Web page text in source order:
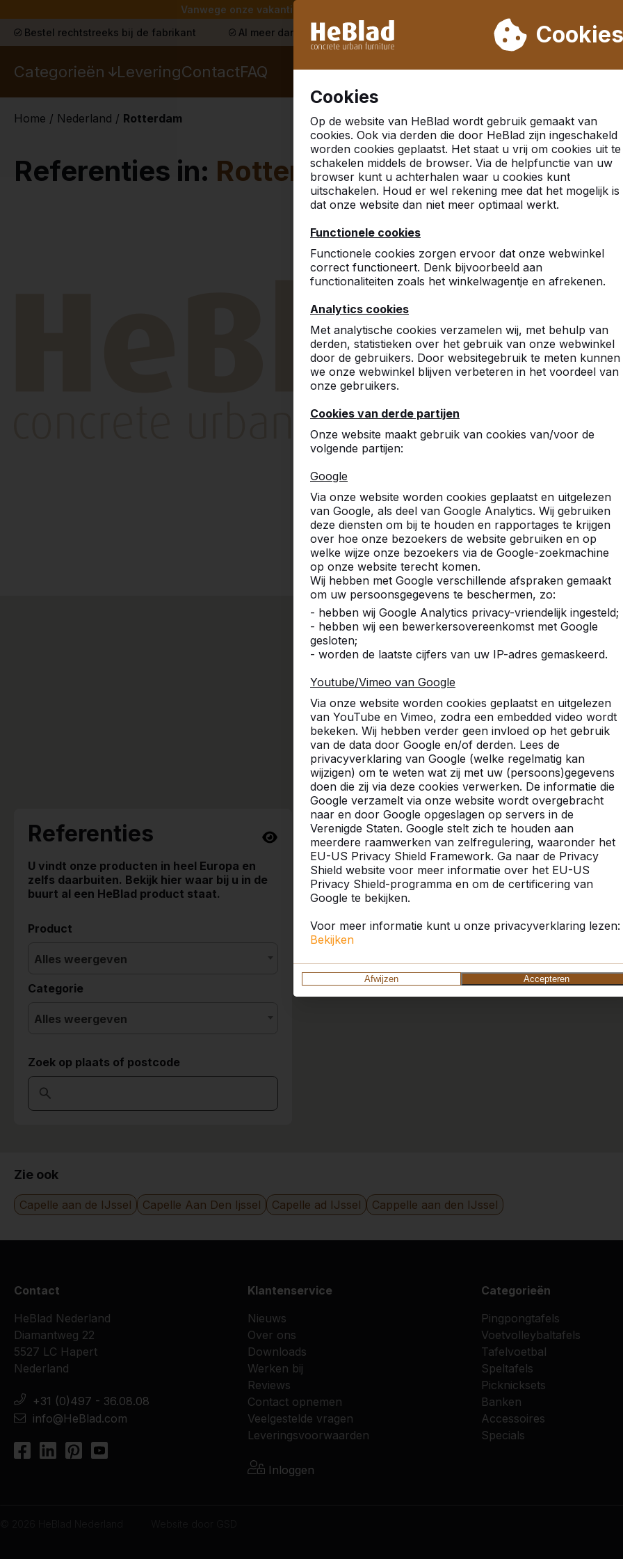
Vanwege onze vakantie leveren wij niet van week 31 t/m week 33. Houdt u daarom
Cookies
Cookies
Op de website van HeBlad wordt gebruik gemaakt van
cookies. Ook via derden die door HeBlad zijn ingeschakeld
worden cookies geplaatst. Het staat u vrij om cookies uit te
schakelen middels de browser. Via de helpfunctie van uw
browser kunt u achterhalen waar u cookies kunt
uitschakelen. Houd er wel rekening mee dat het mogelijk is
dat onze website dan niet meer optimaal werkt.
Functionele cookies
Functionele cookies zorgen ervoor dat onze webwinkel
correct functioneert. Denk bijvoorbeeld aan
functionaliteiten zoals het winkelwagentje en afrekenen.
Analytics cookies
Met analytische cookies verzamelen wij, met behulp van
derden, statistieken over het gebruik van onze webwinkel
door de gebruikers. Door websitegebruik te meten kunnen
we onze webwinkel blijven verbeteren in het voordeel van
onze gebruikers.
Cookies van derde partijen
Onze website maakt gebruik van cookies van/voor de
volgende partijen:
Google
Via onze website worden cookies geplaatst en uitgelezen
van Google, als deel van Google Analytics. Wij gebruiken
deze diensten om bij te houden en rapportages te krijgen
over hoe onze bezoekers de website gebruiken en op
welke wijze onze bezoekers via de Google-zoekmachine
op onze website terecht komen.
Wij hebben met Google verschillende afspraken gemaakt
om uw persoonsgegevens te beschermen, zo:
- hebben wij Google Analytics privacy-vriendelijk ingesteld;
- hebben wij een bewerkersovereenkomst met Google
gesloten;
- worden de laatste cijfers van uw IP-adres gemaskeerd.
Youtube/Vimeo van Google
Via onze website worden cookies geplaatst en uitgelezen
van YouTube en Vimeo, zodra een embedded video wordt
bekeken. Wij hebben verder geen invloed op het gebruik
van de data door Google en/of derden. Lees de
privacyverklaring van Google (welke regelmatig kan
wijzigen) om te weten wat zij met uw (persoons)gegevens
doen die zij via deze cookies verwerken. De informatie die
Google verzamelt via onze website wordt overgebracht
naar en door Google opgeslagen op servers in de
Verenigde Staten. Google stelt zich te houden aan
meerdere raamwerken van zelfregulering, waaronder het
EU-US Privacy Shield Framework. Ga naar de Privacy
Shield website voor meer informatie over het EU-US
Privacy Shield-programma en om de certificering van
Google te bekijken.
Voor meer informatie kunt u onze privacyverklaring lezen:
Bekijken
Afwijzen Accepteren
Bestel rechtstreeks bij de fabrikant Al meer dan 30.000 producten verkocht Klanten beoordelen HeBlad
Categorieën LeveringContactFAQ
Home / Nederland / Rotterdam
Referenties in: Rotterdam
Prima. De leerlingen zijn
M. de Boer
Solide degelijk en mooi
Nowee
Zeer degelijke tennistafel.
Paul Klunder
10
9
Vandaag geleverd.
9
Prima bankjes die erg
verlopen. Prima service
André Eikenboom
Merkelbachstraat -
9
Netjes geleverd, en
Referenties
U vindt onze producten in heel Europa en
zelfs daarbuiten. Bekijk hier waar bij u in de
buurt al een HeBlad product staat.
Product
Alles weergeven
Categorie
Alles weergeven
Zoek op plaats of postcode
Zie ook
Capelle aan de IJssel Capelle Aan Den Ijssel Capelle ad IJssel Cappelle aan den IJssel
Contact
HeBlad Nederland
Diamantweg 22
5527 LC Hapert
Nederland
+31 (0)497 - 36.08.08
info@HeBlad.com
Klantenservice
Nieuws
Over ons
Downloads
Werken bij
Reviews
Contact opnemen
Veelgestelde vragen
Leveringsvoorwaarden
Inloggen
Categorieën
Pingpongtafels
Voetvolleybaltafels
Tafelvoetbal
Speltafels
Picknicksets
Banken
Accessoires
Specials